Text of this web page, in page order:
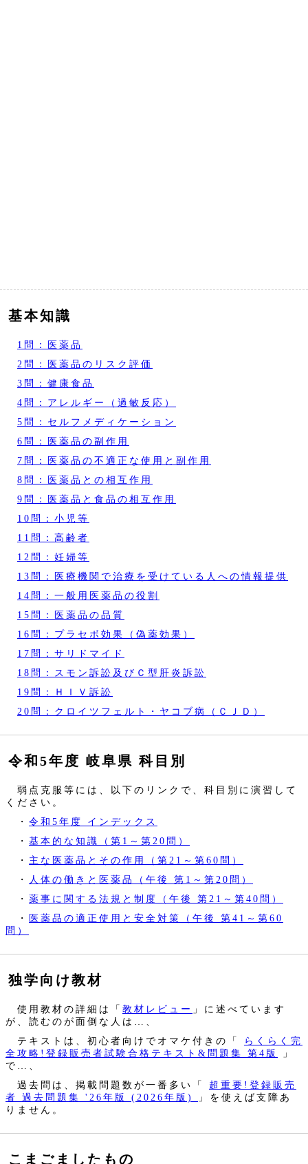
基本知識
1問：医薬品
2問：医薬品のリスク評価
3問：健康食品
4問：アレルギー（過敏反応）
5問：セルフメディケーション
6問：医薬品の副作用
7問：医薬品の不適正な使用と副作用
8問：医薬品との相互作用
9問：医薬品と食品の相互作用
10問：小児等
11問：高齢者
12問：妊婦等
13問：医療機関で治療を受けている人への情報提供
14問：一般用医薬品の役割
15問：医薬品の品質
16問：プラセボ効果（偽薬効果）
17問：サリドマイド
18問：スモン訴訟及びＣ型肝炎訴訟
19問：ＨＩＶ訴訟
20問：クロイツフェルト・ヤコブ病（ＣＪＤ）
令和5年度 岐阜県 科目別
弱点克服等には、以下のリンクで、科目別に演習して
ください。
・ 令和5年度 インデックス
・ 基本的な知識（第1～第20問）
・ 主な医薬品とその作用（第21～第60問）
・
人体の働きと医薬品（午後 第1～第20問）
・ 薬事に関する法規と制度（午後 第21～第40問）
・
医薬品の適正使用と安全対策（午後 第41～第60
問）
独学向け教材
使用教材の詳細は「 教材レビュー 」に述べています
が、読むのが面倒な人は…、
テキストは、初心者向けでオマケ付きの「
らくらく完
全攻略!登録販売者試験合格テキスト&問題集 第4版
」
で…、
過去問は、掲載問題数が一番多い「
超重要!登録販売
者 過去問題集 '26年版 (2026年版)
」を使えば支障あ
りません。
こまごましたもの